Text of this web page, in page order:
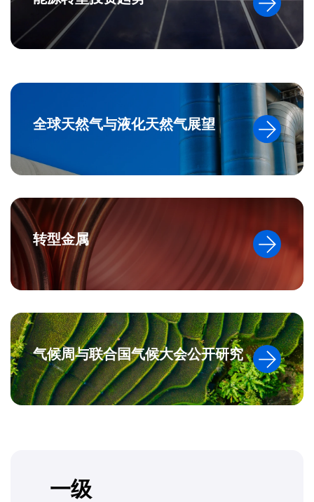
全球天然气与液化天然气展望
转型金属
气候周与联合国气候大会公开研究
一级